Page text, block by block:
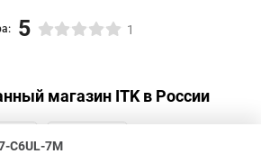
5 1
магазин ITKв России
C6UL-7M